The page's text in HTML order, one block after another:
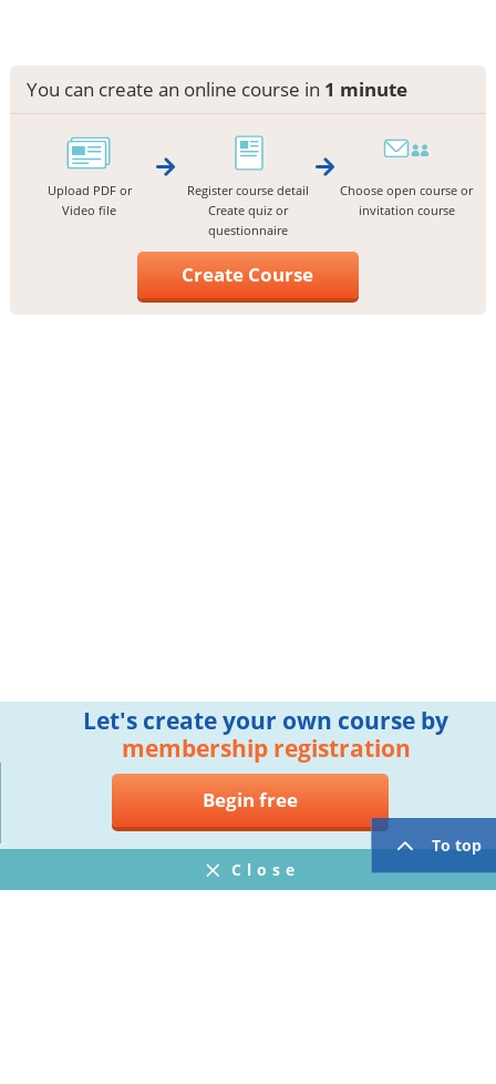
You can create an online course in 1 minute
Upload PDF or
Video file
Register course detail
Create quiz or
questionnaire
Choose open course or
invitation course
Create Course
To top
Let's create your own course by
membership registration
Begin free
Close